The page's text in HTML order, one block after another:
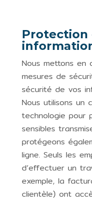
Protection
Nous mettons
mesures de
sécurité de vos
Nous utilisons
technologie pour
sensibles
protégeons
ligne. Seuls les
d’effectuer un
exemple, la
clientèle) ont